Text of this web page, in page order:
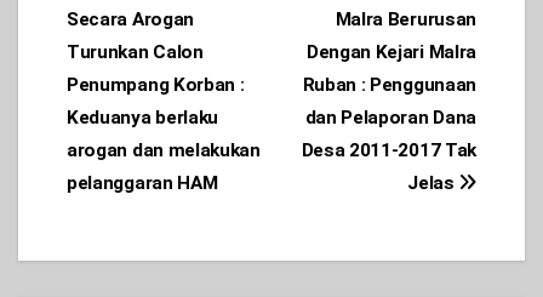
Malra Berurusan
Dengan Kejari Malra
Ruban : Penggunaan
dan Pelaporan Dana
Desa 2011-2017 Tak
Jelas
Secara Arogan
Turunkan Calon
Penumpang Korban :
Keduanya berlaku
arogan dan melakukan
pelanggaran HAM